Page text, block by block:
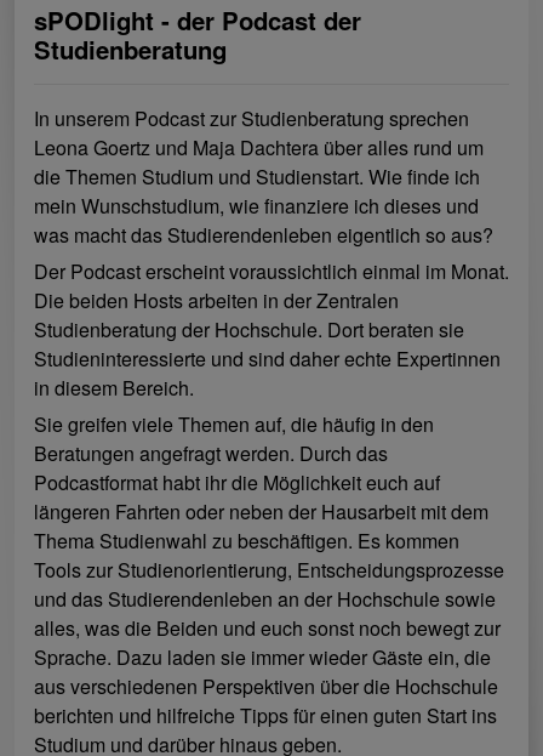
sPODlight - der Podcast der
Studienberatung
In unserem Podcast zur Studienberatung sprechen
Leona Goertz und Maja Dachtera über alles rund um
die Themen Studium und Studienstart. Wie finde ich
mein Wunschstudium, wie finanziere ich dieses und
was macht das Studierendenleben eigentlich so aus?
Der Podcast erscheint voraussichtlich einmal im Monat.
Die beiden Hosts arbeiten in der Zentralen
Studienberatung der Hochschule. Dort beraten sie
Studieninteressierte und sind daher echte Expertinnen
in diesem Bereich.
Sie greifen viele Themen auf, die häufig in den
Beratungen angefragt werden. Durch das
Podcastformat habt ihr die Möglichkeit euch auf
längeren Fahrten oder neben der Hausarbeit mit dem
Thema Studienwahl zu beschäftigen. Es kommen
Tools zur Studienorientierung, Entscheidungsprozesse
und das Studierendenleben an der Hochschule sowie
alles, was die Beiden und euch sonst noch bewegt zur
Sprache. Dazu laden sie immer wieder Gäste ein, die
aus verschiedenen Perspektiven über die Hochschule
berichten und hilfreiche Tipps für einen guten Start ins
Studium und darüber hinaus geben.